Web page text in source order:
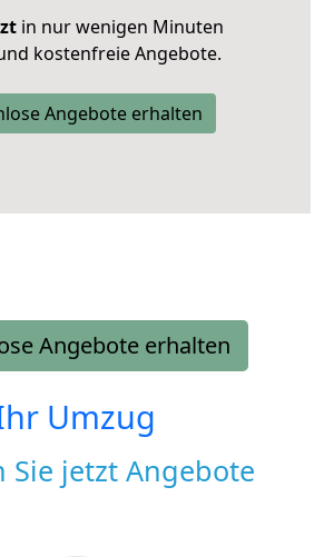
in nur wenigen Minuten
kostenfreie Angebote.
Angebote erhalten
Angebote erhalten
Umzug
Sie jetzt Angebote